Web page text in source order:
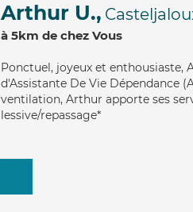
Arthur U.,
à 5km de chez Vous
Ponctuel, joyeux et enthousiaste,
d'Assistante De Vie Dépendance
ventilation, Arthur apporte ses
lessive/repassage*